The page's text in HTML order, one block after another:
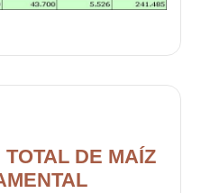
DE MAÍZ